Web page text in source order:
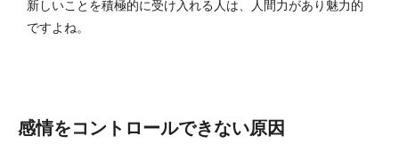
新しいことを積極的に受け入れる人は、人間力があり魅力的
ですよね。
感情をコントロールできない原因